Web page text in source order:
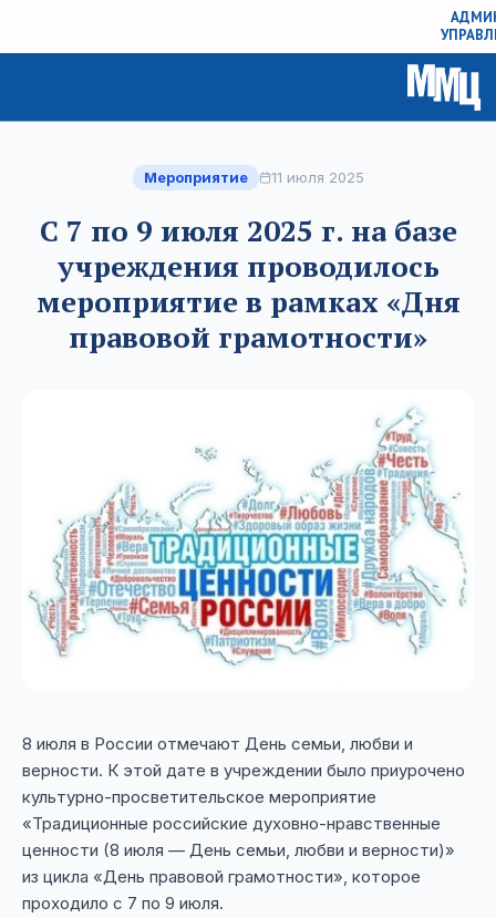
Мероприятие 11 июля 2025
С 7 по 9 июля 2025 г. на базе
учреждения проводилось
мероприятие в рамках «Дня
правовой грамотности»
8 июля в России отмечают День семьи, любви и
верности. К этой дате в учреждении было приурочено
культурно-просветительское мероприятие
«Традиционные российские духовно-нравственные
ценности (8 июля — День семьи, любви и верности)»
из цикла «День правовой грамотности», которое
проходило с 7 по 9 июля.